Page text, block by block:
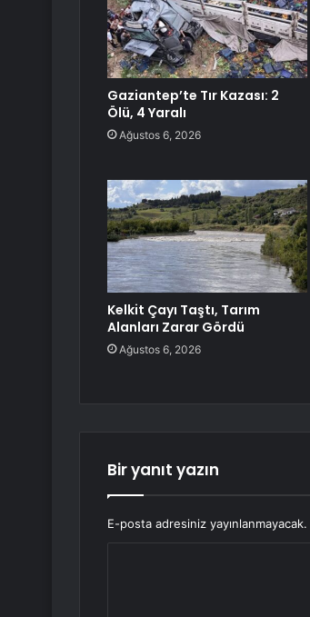
Gaziantep’te Tır Kazası: 2
Ölü, 4 Yaralı
Ağustos 6, 2026
Kelkit Çayı Taştı, Tarım
Alanları Zarar Gördü
Ağustos 6, 2026
Bir yanıt yazın
E-posta adresiniz yayınlanmayacak.